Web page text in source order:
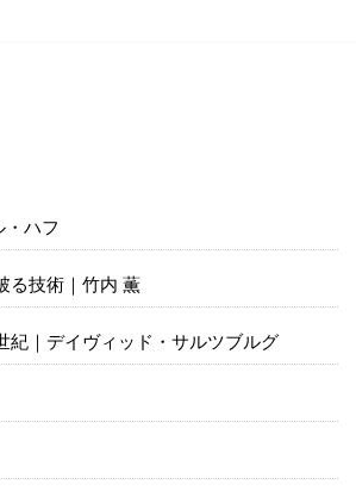
ハフ
る技術｜竹内 薫
｜デイヴィッド・サルツブルグ